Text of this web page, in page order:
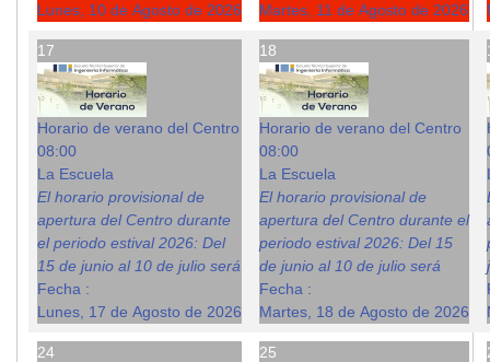
Lunes, 10 de Agosto de 2026
Martes, 11 de Agosto de 2026
17
Horario de verano del Centro
08:00
La Escuela
El horario provisional de
apertura del Centro durante
el periodo estival 2026: Del
15 de junio al 10 de julio será
Fecha :
Lunes, 17 de Agosto de 2026
18
Horario de verano del Centro
08:00
La Escuela
El horario provisional de
apertura del Centro durante el
periodo estival 2026: Del 15
de junio al 10 de julio será
Fecha :
Martes, 18 de Agosto de 2026
24 25